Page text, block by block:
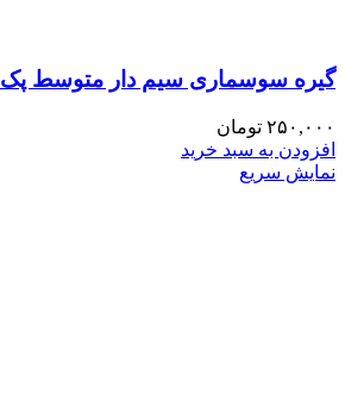
گیره سوسماری سیم دار متوسط پک 10 عددی
۲۵۰,۰۰۰ تومان
افزودن به سبد خرید
نمایش سریع